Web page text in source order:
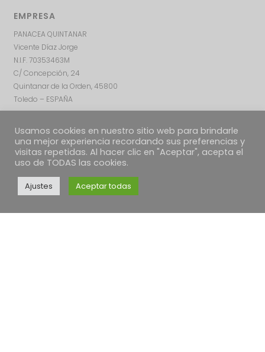
EMPRESA
PANACEA QUINTANAR
Vicente Díaz Jorge
N.I.F. 70353463M
C/ Concepción, 24
Quintanar de la Orden, 45800
Toledo – ESPAÑA
Usamos cookies en nuestro sitio web para brindarle
una mejor experiencia recordando sus preferencias y
visitas repetidas. Al hacer clic en "Aceptar", acepta el
uso de TODAS las cookies.
Ajustes Aceptar todas